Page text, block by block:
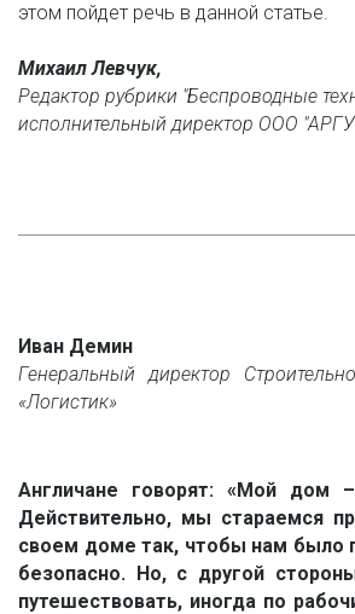
этом пойдет речь в данной статье.
Михаил Левчук,
Редактор рубрики "Беспроводные
исполнительный директор ООО
Иван Демин
Генеральный директор
«Логистик»
Англичане говорят: «Мой дом
Действительно, мы стараемся
своем доме так, чтобы нам было
безопасно. Но, с другой
путешествовать, иногда по